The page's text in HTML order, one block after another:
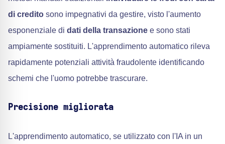
di credito sono impegnativi da gestire, visto l'aumento
esponenziale di dati della transazione e sono stati
ampiamente sostituiti. L'apprendimento automatico rileva
rapidamente potenziali attività fraudolente identificando
schemi che l'uomo potrebbe trascurare.
Precisione migliorata
L'apprendimento automatico, se utilizzato con l'IA in un